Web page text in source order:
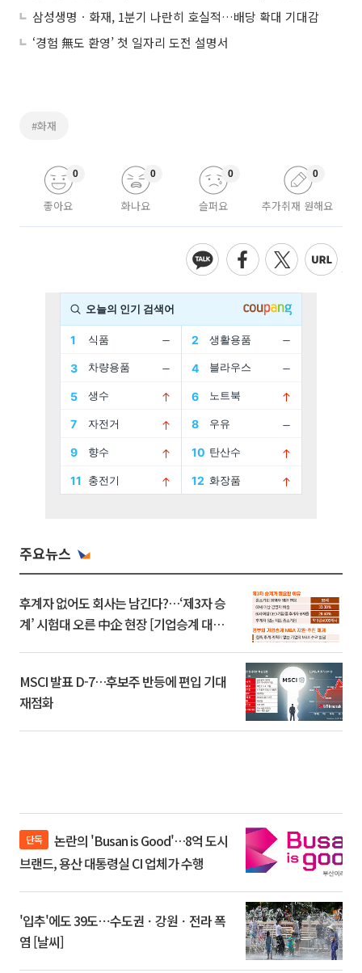
삼성생명ㆍ화재, 1분기 나란히 호실적…배당 확대 기대감
‘경험 無도 환영’ 첫 일자리 도전 설명서
#화재
좋아요
0
화나요
0
슬퍼요
0
추가취재 원해요
0
주요뉴스
후계자 없어도 회사는 남긴다?…‘제3자 승
계’ 시험대 오른 中企 현장 [기업승계 대전
MSCI 발표 D-7…후보주 반등에 편입 기대
재점화
단독
브랜드, 용산 대통령실 CI 업체가 수행
'입추'에도 39도⋯수도권ㆍ강원ㆍ전라 폭
염 [날씨]